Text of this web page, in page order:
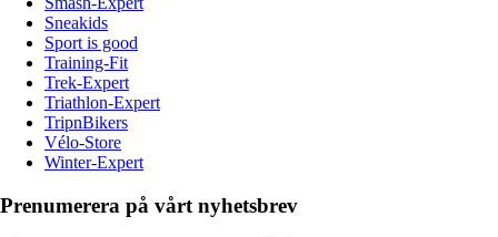
Sneakids
Sport is good
Training-Fit
Trek-Expert
Triathlon-Expert
TripnBikers
Vélo-Store
Winter-Expert
Prenumerera på vårt nyhetsbrev